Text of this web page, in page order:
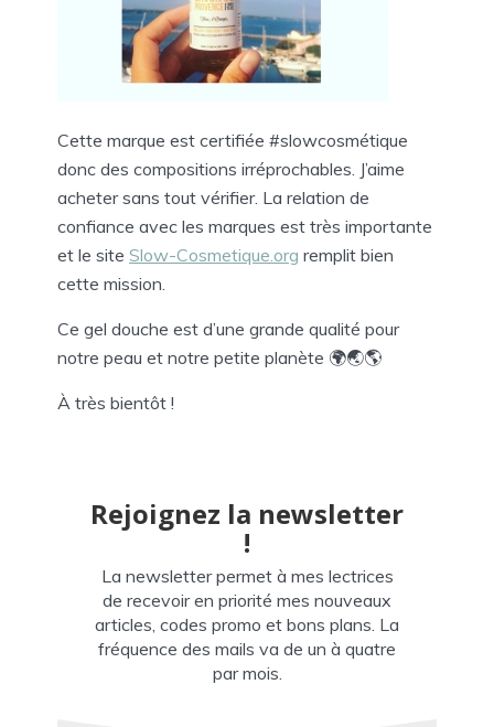
Cette marque est certifiée #slowcosmétique
donc des compositions irréprochables. J’aime
acheter sans tout vérifier. La relation de
confiance avec les marques est très importante
et le site Slow-Cosmetique.org remplit bien
cette mission.
Ce gel douche est d’une grande qualité pour
notre peau et notre petite planète 🌍🌏🌎
À très bientôt !
Rejoignez la newsletter
!
La newsletter permet à mes lectrices
de recevoir en priorité mes nouveaux
articles, codes promo et bons plans. La
fréquence des mails va de un à quatre
par mois.